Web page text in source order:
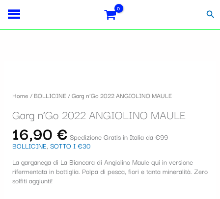
contenuto
Home / BOLLICINE/ Garg n’Go 2022 ANGIOLINO MAULE
Garg n’Go 2022 ANGIOLINO MAULE
16,90 € Spedizione Gratis in Italia da €99
BOLLICINE, SOTTO I €30
La garganega di La Biancara di Angiolino Maule qui in versione
rifermentata in bottiglia. Polpa di pesca, fiori e tanta mineralità. Zero
solfiti aggiunti!
S
o
n
a
u
n
a
fiscale:
Carrello: